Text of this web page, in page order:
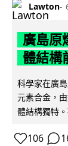
Lawton
廣島原
體結構
科學家在廣
元素合金，
體結構獨特
106